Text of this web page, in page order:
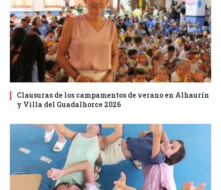
Clausuras de los campamentos de verano en Alhaurín
y Villa del Guadalhorce 2026